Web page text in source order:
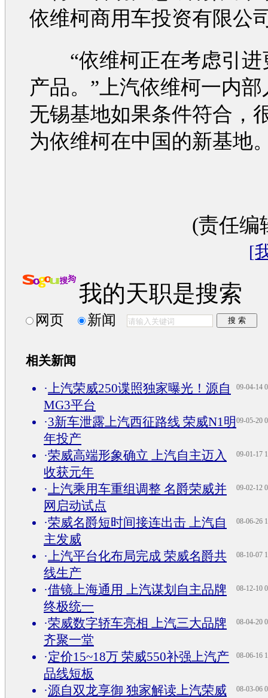
依维柯商用车投资有限公
“依维柯正在考虑引
产品。”上汽依维柯一内部
无锡基地如果条件符合，
为依维柯在中国的新基地
(责任编
[
我的天职是搜索
网页 新闻
相关新闻
09-04-14
· 上汽荣威250谍照独家曝光！源自
MG3平台
09-05-20
·3新车泄露上汽西征路线 荣威N1明
年投产
09-01-17
·荣威高端形象确立 上汽自主迈入
收获元年
09-02-12
· 上汽乘用车重组调整 名爵荣威并
网启动试点
08-06-26
·荣威名爵短时间接连出击 上汽自
主发威
08-10-07
· 上汽平台化布局完成 荣威名爵共
线生产
08-12-10
·借镜上海通用 上汽谋划自主品牌
终极统一
08-04-20
·荣威数字轿车亮相 上汽三大品牌
齐聚一堂
08-06-16
·定价15~18万 荣威550补强上汽产
品线短板
08-03-06
·源自双龙享御 独家解读上汽荣威